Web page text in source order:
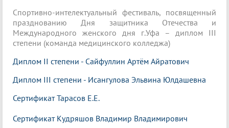
Спортивно-интелектуальный фестиваль, посвященный
празднованию Дня защитника Отечества и
Международного женского дня г.Уфа – диплом III
степени (команда медицинского колледжа)
Диплом II степени - Сайфуллин Артём Айратович
Диплом III степени - Исангулова Эльвина Юлдашевна
Сертификат Тарасов Е.Е.
Сертификат Кудряшов Владимир Владимирович